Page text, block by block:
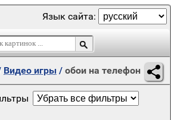
Язык сайта:
Видео игры / обои на телефон